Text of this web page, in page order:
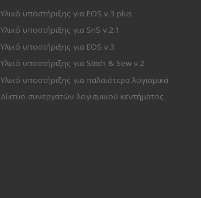
Υλικό υποστήριξης για EOS v.3 plus
Υλικό υποστήριξης για SnS v.2.1
Υλικό υποστήριξης για EOS v.3
Υλικό υποστήριξης για Stitch & Sew v.2
Υλικό υποστήριξης για παλαιότερα λογισμικά
Δίκτυο συνεργατών λογισμικού κεντήματος